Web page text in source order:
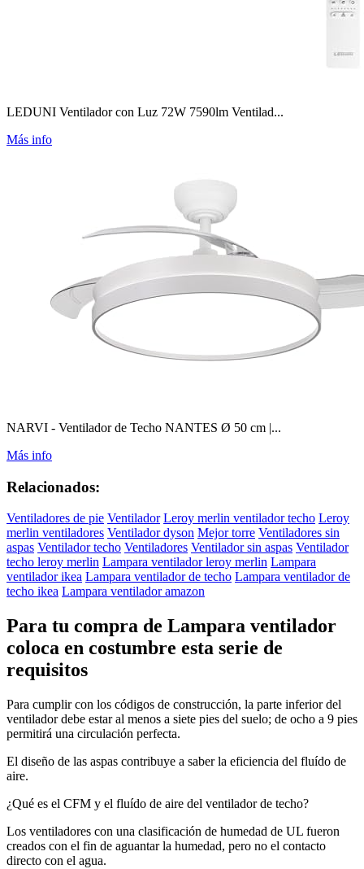
LEDUNI Ventilador con Luz 72W 7590lm Ventilad...
Más info
NARVI - Ventilador de Techo NANTES Ø 50 cm |...
Más info
Relacionados:
Ventiladores de pie Ventilador Leroy merlin ventilador techo Leroy
merlin ventiladores Ventilador dyson Mejor torre Ventiladores sin
aspas Ventilador techo Ventiladores Ventilador sin aspas Ventilador
techo leroy merlin Lampara ventilador leroy merlin Lampara
ventilador ikea Lampara ventilador de techo Lampara ventilador de
techo ikea Lampara ventilador amazon
Para tu compra de Lampara ventilador
coloca en costumbre esta serie de
requisitos
Para cumplir con los códigos de construcción, la parte inferior del
ventilador debe estar al menos a siete pies del suelo; de ocho a 9 pies
permitirá una circulación perfecta.
El diseño de las aspas contribuye a saber la eficiencia del fluído de
aire.
¿Qué es el CFM y el fluído de aire del ventilador de techo?
Los ventiladores con una clasificación de humedad de UL fueron
creados con el fin de aguantar la humedad, pero no el contacto
directo con el agua.